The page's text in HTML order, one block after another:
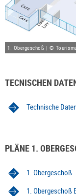
1. Obergeschoß | ©
TECNISCHEN
Technische
PLÄNE 1.
1. Obergeschoß
1. Obergeschoß